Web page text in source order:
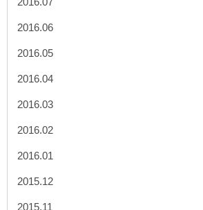
2016.06
2016.05
2016.04
2016.03
2016.02
2016.01
2015.12
2015.11